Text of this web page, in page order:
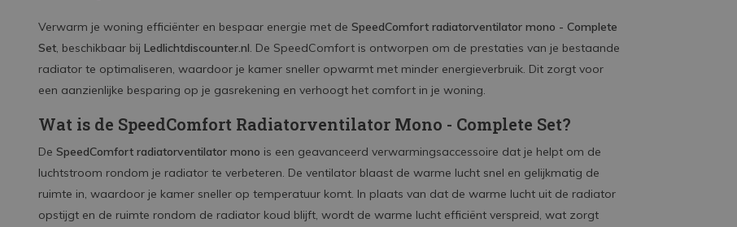
Verwarm je woning efficiënter en bespaar energie met de SpeedComfort radiatorventilator mono - Complete
Set, beschikbaar bij Ledlichtdiscounter.nl. De SpeedComfort is ontworpen om de prestaties van je bestaande
radiator te optimaliseren, waardoor je kamer sneller opwarmt met minder energieverbruik. Dit zorgt voor
een aanzienlijke besparing op je gasrekening en verhoogt het comfort in je woning.
Wat is de SpeedComfort Radiatorventilator Mono - Complete Set?
De SpeedComfort radiatorventilator mono is een geavanceerd verwarmingsaccessoire dat je helpt om de
luchtstroom rondom je radiator te verbeteren. De ventilator blaast de warme lucht snel en gelijkmatig de
ruimte in, waardoor je kamer sneller op temperatuur komt. In plaats van dat de warme lucht uit de radiator
opstijgt en de ruimte rondom de radiator koud blijft, wordt de warme lucht efficiënt verspreid, wat zorgt